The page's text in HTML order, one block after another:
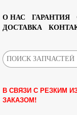
О НАС ГАРАНТИЯ
ДОСТАВКА
В СВЯЗИ С РЕЗКИМ
ЗАКАЗОМ!